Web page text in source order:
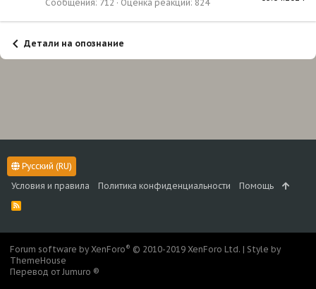
Сообщения 712 Оценка реакций 824
Детали на опознание
Русский (RU)
Условия и правила
Политика конфиденциальности Помощь
R
S
Forum software by XenForo® © 2010-2019 XenForo Ltd. | Style by
ThemeHouse
Перевод от Jumuro ®